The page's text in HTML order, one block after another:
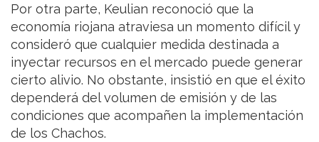
Por otra parte, Keulian reconoció que la
economía riojana atraviesa un momento difícil y
consideró que cualquier medida destinada a
inyectar recursos en el mercado puede generar
cierto alivio. No obstante, insistió en que el éxito
dependerá del volumen de emisión y de las
condiciones que acompañen la implementación
de los Chachos.